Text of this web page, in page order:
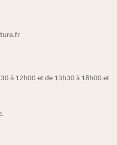
à 12h00 et de 13h30 à 18h00 et